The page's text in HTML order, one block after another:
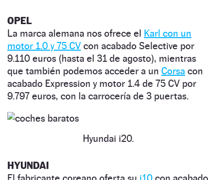
OPEL
La marca alemana nos ofrece el Karl con un
motor 1.0 y 75 CV con acabado Selective por
9.110 euros (hasta el 31 de agosto), mientras
que también podemos acceder a un Corsa con
acabado Expression y motor 1.4 de 75 CV por
9.797 euros, con la carrocería de 3 puertas.
Hyundai i20.
HYUNDAI